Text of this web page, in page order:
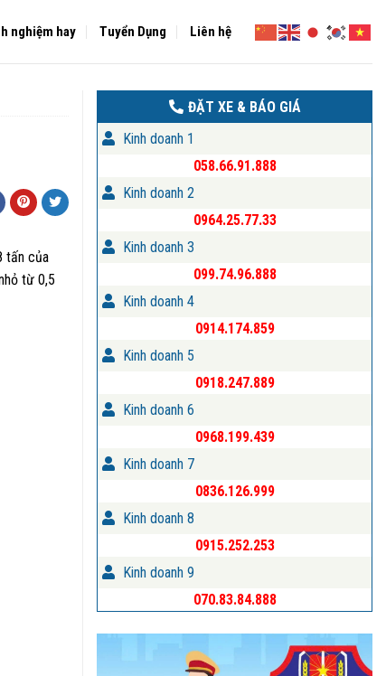
nghiệm hay Tuyển Dụng Liên hệ
tấn của
từ 0,5
ĐẶT XE & BÁO GIÁ
Kinh doanh 1
058.66.91.888
Kinh doanh 2
0964.25.77.33
Kinh doanh 3
099.74.96.888
Kinh doanh 4
0914.174.859
Kinh doanh 5
0918.247.889
Kinh doanh 6
0968.199.439
Kinh doanh 7
0836.126.999
Kinh doanh 8
0915.252.253
Kinh doanh 9
070.83.84.888